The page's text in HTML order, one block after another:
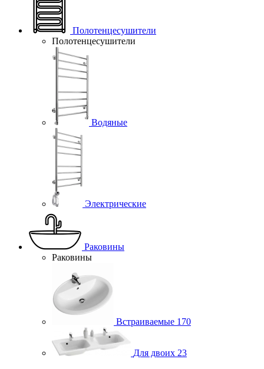
Полотенцесушители
Полотенцесушители
Водяные
Электрические
Раковины
Раковины
Встраиваемые 170
Для двоих 23